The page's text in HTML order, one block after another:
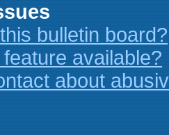
bulletin board?
available?
about